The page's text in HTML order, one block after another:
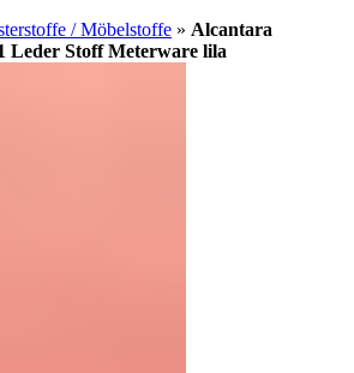
/ Möbelstoffe » Alcantara
Leder Stoff Meterware lila